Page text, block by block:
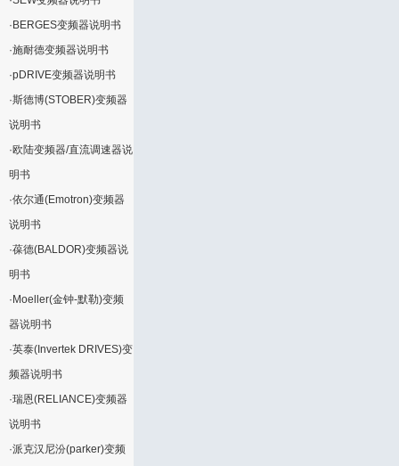
· BERGES变频器说明书
·施耐德变频器说明书
·pDRIVE变频器说明书
·斯德博(STOBER)变频器
说明书
·欧陆变频器/直流调速器说
明书
·依尔通(Emotron)变频器
说明书
·葆德(BALDOR)变频器说
明书
· Moeller(金钟-默勒)变频
器说明书
·英泰(Invertek DRIVES)变
频器说明书
·瑞恩(RELIANCE)变频器
说明书
·派克汉尼汾(parker)变频